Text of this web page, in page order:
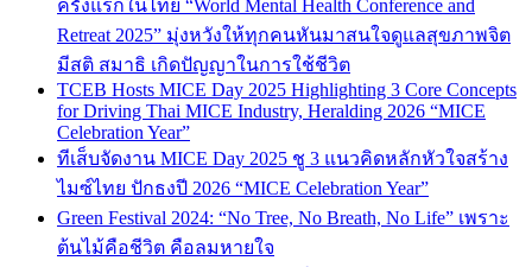
ครั้งแรกในไทย “World Mental Health Conference and
Retreat 2025” มุ่งหวังให้ทุกคนหันมาสนใจดูแลสุขภาพจิต
มีสติ สมาธิ เกิดปัญญาในการใช้ชีวิต
TCEB Hosts MICE Day 2025 Highlighting 3 Core Concepts
for Driving Thai MICE Industry, Heralding 2026 “MICE
Celebration Year”
ทีเส็บจัดงาน MICE Day 2025 ชู 3 แนวคิดหลักหัวใจสร้าง
ไมซ์ไทย ปักธงปี 2026 “MICE Celebration Year”
Green Festival 2024: “No Tree, No Breath, No Life” เพราะ
ต้นไม้คือชีวิต คือลมหายใจ